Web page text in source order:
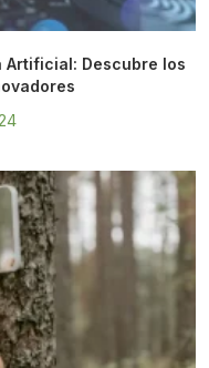
Artificial: Descubre los